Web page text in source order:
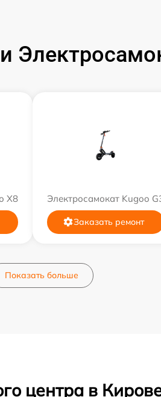
X8 Электросамокат Kugoo
Заказать ремонт
Показать больше
центра в